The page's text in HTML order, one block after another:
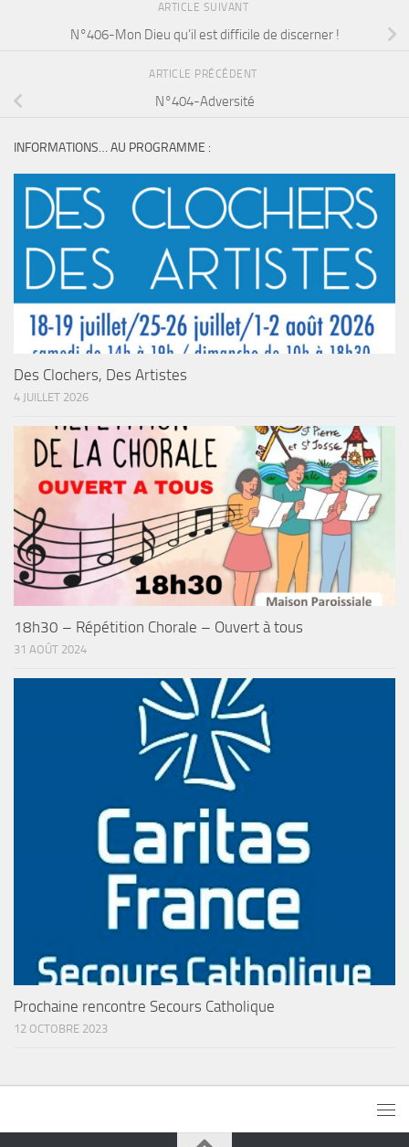
ARTICLE SUIVANT
N°406-Mon Dieu qu’il est difficile de discerner !
ARTICLE PRÉCÉDENT
N°404-Adversité
INFORMATIONS… AU PROGRAMME :
Des Clochers, Des Artistes
4 JUILLET 2026
18h30 – Répétition Chorale – Ouvert à tous
31 AOÛT 2024
Prochaine rencontre Secours Catholique
12 OCTOBRE 2023